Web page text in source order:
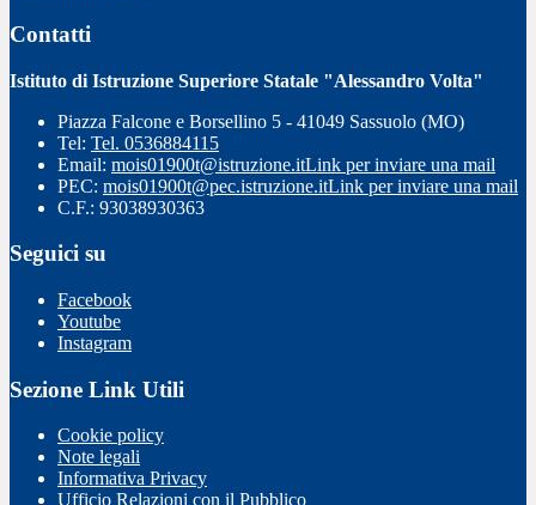
Contatti
Istituto di Istruzione Superiore Statale "Alessandro Volta"
Piazza Falcone e Borsellino 5 - 41049 Sassuolo (MO)
Tel: Tel. 0536884115
Email: mois01900t@istruzione.itLink per inviare una mail
PEC: mois01900t@pec.istruzione.itLink per inviare una mail
C.F.: 93038930363
Seguici su
Facebook
Youtube
Instagram
Sezione Link Utili
Cookie policy
Note legali
Informativa Privacy
Ufficio Relazioni con il Pubblico